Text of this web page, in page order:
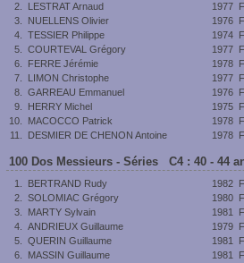
2.
LESTRAT Arnaud 1977
3.
NUELLENS Olivier 1976
4.
TESSIER Philippe 1974
5.
COURTEVAL Grégory 1977
6.
FERRE Jérémie 1978
7.
LIMON Christophe 1977
8.
GARREAU Emmanuel 1976
9.
HERRY Michel 1975
10.
MACOCCO Patrick 1978
11.
DESMIER DE CHENON Antoine 1978
100 Dos Messieurs - Séries C4 : 40 - 44
1. BERTRAND Rudy 1982
2.
SOLOMIAC Grégory 1980
3.
MARTY Sylvain 1981
4.
ANDRIEUX Guillaume 1979
5.
QUERIN Guillaume 1981
6.
MASSIN Guillaume 1981